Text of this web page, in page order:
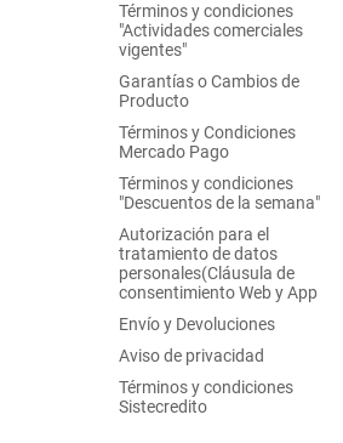
Términos y condiciones
"Actividades comerciales
vigentes"
Garantías o Cambios de
Producto
Términos y Condiciones
Mercado Pago
Términos y condiciones
"Descuentos de la semana"
Autorización para el
tratamiento de datos
personales(Cláusula de
consentimiento Web y App
Envío y Devoluciones
Aviso de privacidad
Términos y condiciones
Sistecredito